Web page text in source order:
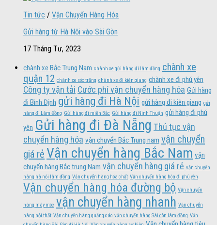
Tin tức / Vận Chuyển Hàng Hóa
Gửi hàng từ Hà Nội vào Sài Gòn
17 Tháng Tư, 2023
chành xe Bắc Trung Nam chành xe gửi hàng đi lâm đồng chành xe
quận 12 chành xe sóc trăng chành xe đi kiên giang chành xe đi phú yên
Công ty vận tải Cước phí vận chuyển hàng hóa Gửi hàng
đi Bình Định gửi hàng đi Hà Nội gửi hàng đi kiên giang gửi
hàng đi Lâm Đồng Gửi hàng đi miền Bắc Gửi hàng đi Ninh Thuận gửi hàng đi phú
yên Gửi hàng đi Đà Nẵng Thủ tục vận
chuyển hàng hóa vận chuyển Bắc Trung nam vận chuyển
giá rẻ Vận chuyển hàng Bắc Nam vận
chuyển hàng Bắc trung Nam vận chuyển hàng giá rẻ vận chuyển
hàng hà nội lâm đồng Vận chuyển hàng hóa chất Vận chuyển hàng hóa đi phú yên
Vận chuyển hàng hóa đường bộ Vận chuyển
hàng máy móc vận chuyển hàng nhanh Vận chuyển
hàng nội thất Vận chuyển hàng quảng cáo vận chuyển hàng Sài gòn lâm đồng Vận